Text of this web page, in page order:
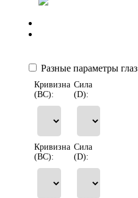
Разные параметры глаз
Кривизна
(BC):
Сила
(D):
Кривизна
(BC):
Сила
(D):